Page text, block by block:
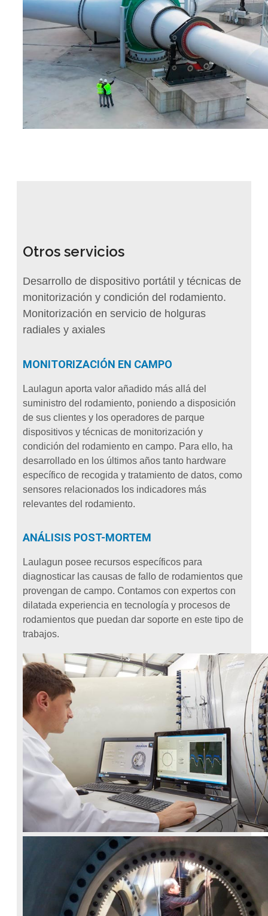
Otros servicios
Desarrollo de dispositivo portátil y técnicas de
monitorización y condición del rodamiento.
Monitorización en servicio de holguras
radiales y axiales
MONITORIZACIÓN EN CAMPO
Laulagun aporta valor añadido más allá del
suministro del rodamiento, poniendo a disposición
de sus clientes y los operadores de parque
dispositivos y técnicas de monitorización y
condición del rodamiento en campo. Para ello, ha
desarrollado en los últimos años tanto hardware
específico de recogida y tratamiento de datos, como
sensores relacionados los indicadores más
relevantes del rodamiento.
ANÁLISIS POST-MORTEM
Laulagun posee recursos específicos para
diagnosticar las causas de fallo de rodamientos que
provengan de campo. Contamos con expertos con
dilatada experiencia en tecnología y procesos de
rodamientos que puedan dar soporte en este tipo de
trabajos.